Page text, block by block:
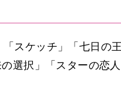
スケッチ」「七日の
選択」「スターの恋